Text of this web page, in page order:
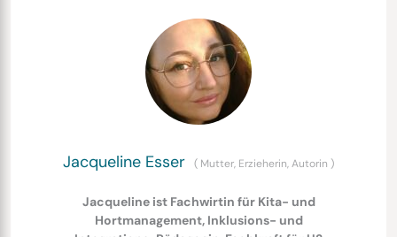
Jacqueline Esser ( Mutter, Erzieherin, Autorin )
Jacqueline ist Fachwirtin für Kita- und
Hortmanagement, Inklusions- und